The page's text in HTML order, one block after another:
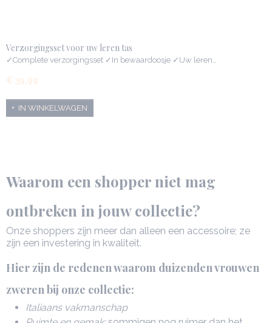
Verzorgingsset voor uw leren tas
✓Complete verzorgingsset ✓In bewaardoosje ✓Uw leren…
€ 39,99
IN WINKELWAGEN
Waarom een shopper niet mag
ontbreken in jouw collectie?
Onze shoppers zijn meer dan alleen een accessoire; ze
zijn een investering in kwaliteit.
Hier zijn de redenen waarom duizenden vrouwen
zweren bij onze collectie:
Italiaans vakmanschap